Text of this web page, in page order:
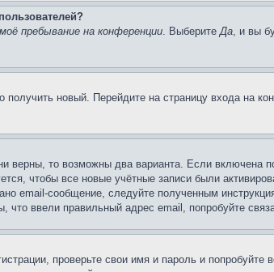
пребывание на конференции. ВыберитеДа, и вы
получить новый. Перейдите на страницу входа на
верны, то возможны два варианта. Если включена
чтобы все новые учётные записи были
email-сообщение, следуйте полученным
ввели правильный адрес email, попробуйте
проверьте свои имя и пароль и